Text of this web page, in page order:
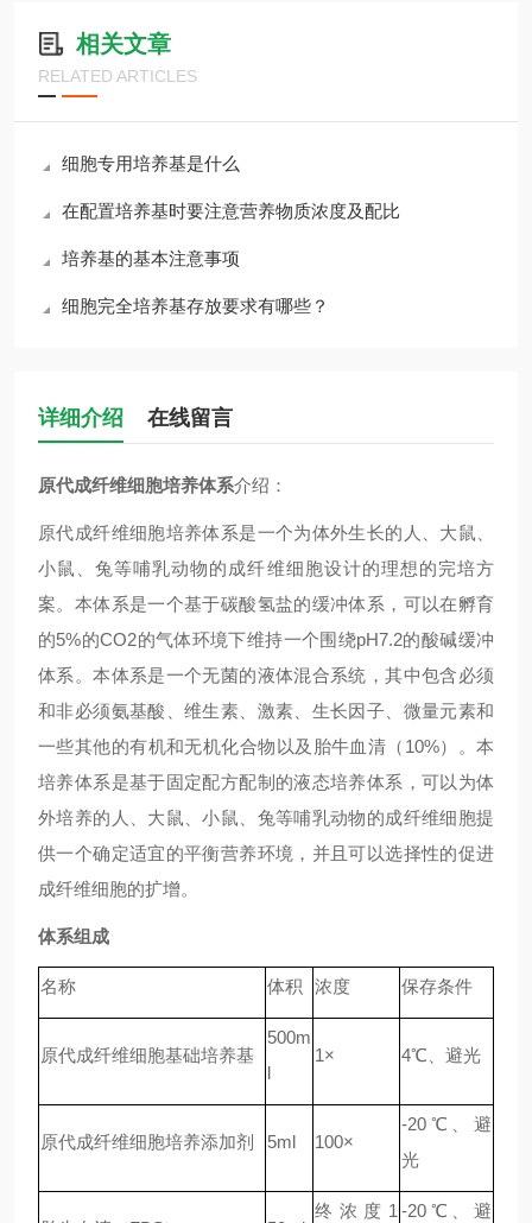
相关文章
RELATED ARTICLES
细胞专用培养基是什么
在配置培养基时要注意营养物质浓度及配比
培养基的基本注意事项
细胞完全培养基存放要求有哪些？
详细介绍 在线留言
原代成纤维细胞培养体系介绍：
原代成纤维细胞培养体系是一个为体外生长的人、大鼠、
小鼠、兔等哺乳动物的成纤维细胞设计的理想的完培方
案。本体系是一个基于碳酸氢盐的缓冲体系，可以在孵育
的5%的CO2的气体环境下维持一个围绕pH7.2的酸碱缓冲
体系。本体系是一个无菌的液体混合系统，其中包含必须
和非必须氨基酸、维生素、激素、生长因子、微量元素和
一些其他的有机和无机化合物以及胎牛血清（10%）。本
培养体系是基于固定配方配制的液态培养体系，可以为体
外培养的人、大鼠、小鼠、兔等哺乳动物的成纤维细胞提
供一个确定适宜的平衡营养环境，并且可以选择性的促进
成纤维细胞的扩增。
体系组成
名称 体积 浓度 保存条件
原代成纤维细胞基础培养基
500m
l
1× 4℃、避光
原代成纤维细胞培养添加剂 5ml 100×
-20℃、避
光
终浓度1 -20℃、避